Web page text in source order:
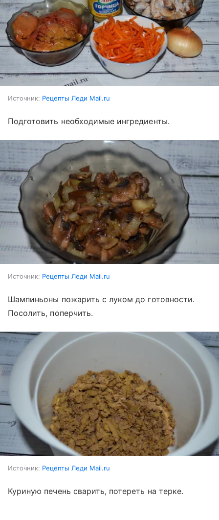
Источник: Рецепты Леди Mail.ru
Подготовить необходимые ингредиенты.
Источник: Рецепты Леди Mail.ru
Шампиньоны пожарить с луком до готовности.
Посолить, поперчить.
Источник: Рецепты Леди Mail.ru
Куриную печень сварить, потереть на терке.